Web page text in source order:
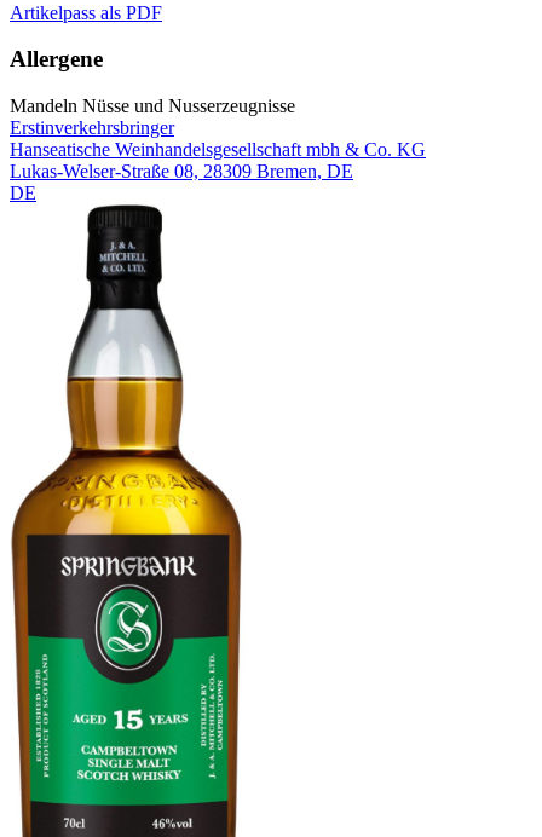
Artikelpass als PDF
Allergene
Mandeln Nüsse und Nusserzeugnisse
Erstinverkehrsbringer
Hanseatische Weinhandelsgesellschaft mbh & Co. KG
Lukas-Welser-Straße 08, 28309 Bremen, DE
DE